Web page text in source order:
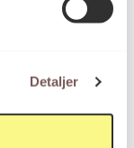
Detaljer